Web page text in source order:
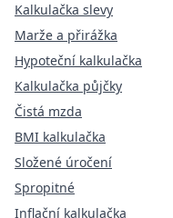
Kalkulačka slevy
Marže a přirážka
Hypoteční kalkulačka
Kalkulačka půjčky
Čistá mzda
BMI kalkulačka
Složené úročení
Spropitné
Inflační kalkulačka